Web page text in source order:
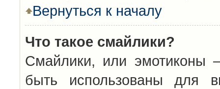
Вернуться к началу
Что такое смайлики?
Смайлики, или эмотиконы
быть использованы для